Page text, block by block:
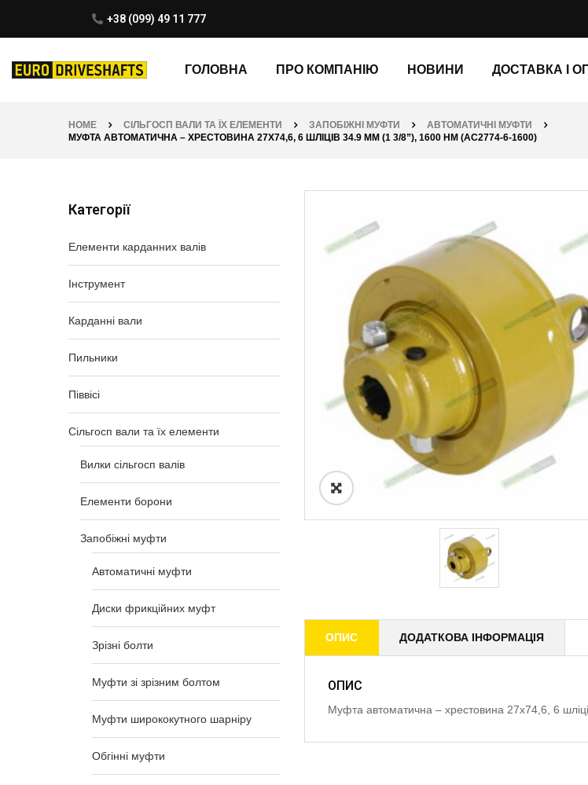
+38 (099) 49 11 777
ГОЛОВНА ПРО КОМПАНІЮ НОВИНИ ДОСТАВКА І
HOME СІЛЬГОСП ВАЛИ ТА ЇХ ЕЛЕМЕНТИ ЗАПОБІЖНІ МУФТИ
АВТОМАТИЧНІ МУФТИ
МУФТА АВТОМАТИЧНА – ХРЕСТОВИНА 27Х74,6, 6 ШЛІЦІВ 34.9 ММ (1 3/8”), 1600 НМ (AC2774-6-1600)
Категорії
Елементи карданних валів
Інструмент
Карданні вали
Пильники
Піввісі
Сільгосп вали та їх елементи
Вилки сільгосп валів
Елементи борони
Запобіжні муфти
Автоматичні муфти
Диски фрикційних муфт
Зрізні болти
Муфти зі зрізним болтом
Муфти ширококутного шарніру
Обгінні муфти
ОПИС ДОДАТКОВА ІНФОРМАЦІЯ
ОПИС
Муфта автоматична – хрестовина 27х74,6, 6